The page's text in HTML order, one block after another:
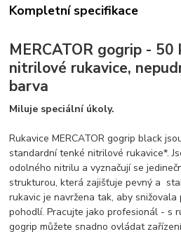
Kompletní specifikace
MERCATOR gogrip - 50
nitrilové rukavice,
barva
Miluje speciální úkoly.
Rukavice MERCATOR gogrip black
standardní tenké nitrilové rukavice*.
odolného nitrilu a vyznačují se
strukturou, která zajišťuje pevný a
rukavic je navržena tak, aby
pohodlí. Pracujte jako profesionál - s
gogrip můžete snadno ovládat